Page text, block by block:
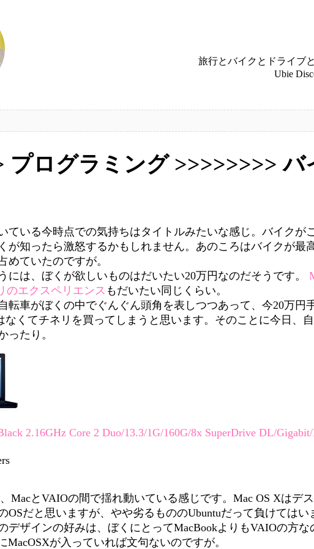
旅行とバイクとドライブ
Ubie
プログラミング >>>>>>>> バ
ている今時点での気持ちはタイトルみたいな感じ。バイクが
が知ったら激怒するかもしれません。あのころはバイクが最
めていたのですが。
には、ぼくが欲しいものはだいたい20万円なのだそうです。
のエクスペリエンス もだいたい同じくらい。
転車がぼくの中でぐんぐん頭角を表しつつあって、今20万円
なくてチネリを買ってしまうと思います。そのことに今日、
ったり。
2.16GHz Core 2 Duo/13.3/1G/160G/8x SuperDrive DL/
MacとVAIOの間で揺れ動いている感じです。Mac OS Xはデ
OSだと思いますが、やや劣るもののUbuntuだって負けては
デザインの好みは、ぼくにとってMacBookよりもVAIOの方
MacOSXが入っていれば文句ないのですが。